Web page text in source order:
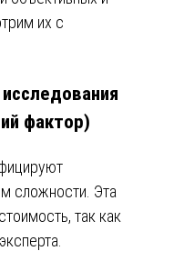
их с
фактор)
сложности. Эта
так как